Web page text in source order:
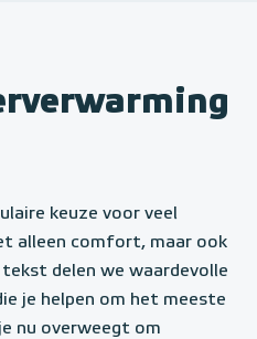
keuze voor veel
alleen comfort, maar ook
delen we waardevolle
je helpen om het meeste
nu overweegt om